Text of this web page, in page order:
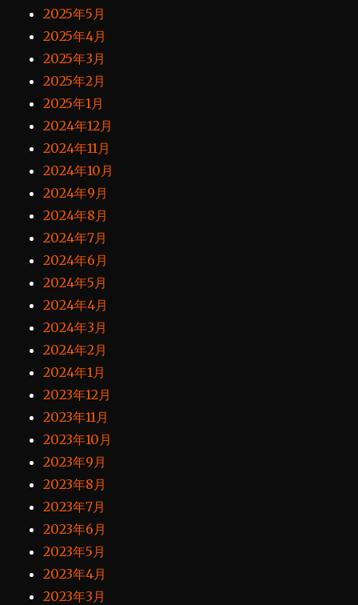
2025年5月
2025年4月
2025年3月
2025年2月
2025年1月
2024年12月
2024年11月
2024年10月
2024年9月
2024年8月
2024年7月
2024年6月
2024年5月
2024年4月
2024年3月
2024年2月
2024年1月
2023年12月
2023年11月
2023年10月
2023年9月
2023年8月
2023年7月
2023年6月
2023年5月
2023年4月
2023年3月